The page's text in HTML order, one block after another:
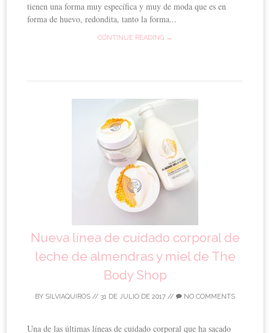
tienen una forma muy específica y muy de moda que es en
forma de huevo, redondita, tanto la forma...
CONTINUE READING →
Nueva línea de cuidado corporal de
leche de almendras y miel de The
Body Shop
BY SILVIAQUIROS // 31 DE JULIO DE 2017 // NO COMMENTS
Una de las últimas líneas de cuidado corporal que ha sacado